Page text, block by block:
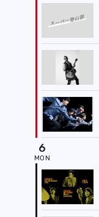
スーパー登山部
6